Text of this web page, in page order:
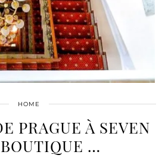
HOME
PRAGUE À SEVEN
…